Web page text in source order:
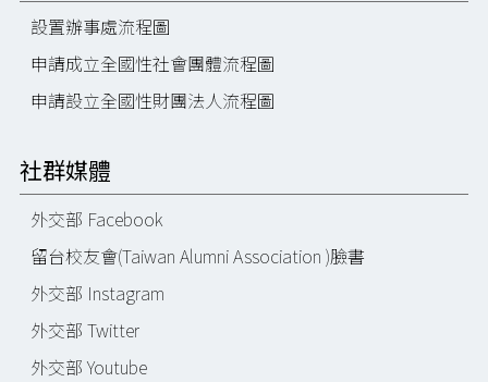
設置辦事處流程圖
申請成立全國性社會團體流程圖
申請設立全國性財團法人流程圖
社群媒體
外交部 Facebook
留台校友會(Taiwan Alumni Association )臉書
外交部 Instagram
外交部 Twitter
外交部 Youtube